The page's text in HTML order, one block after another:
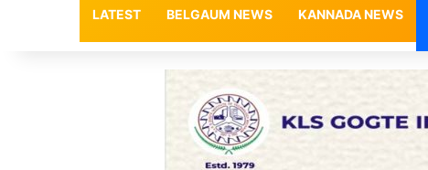
LATEST BELGAUM NEWS KANNADA NEWS